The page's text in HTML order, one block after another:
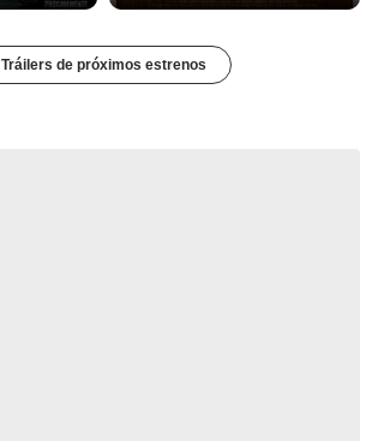
Tráilers de próximos estrenos